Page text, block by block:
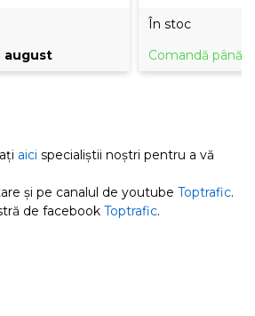
august
În stoc
Comandă până
aici specialiștii noștri pentru a vă
și pe canalul de youtube Toptrafic.
de facebook Toptrafic.